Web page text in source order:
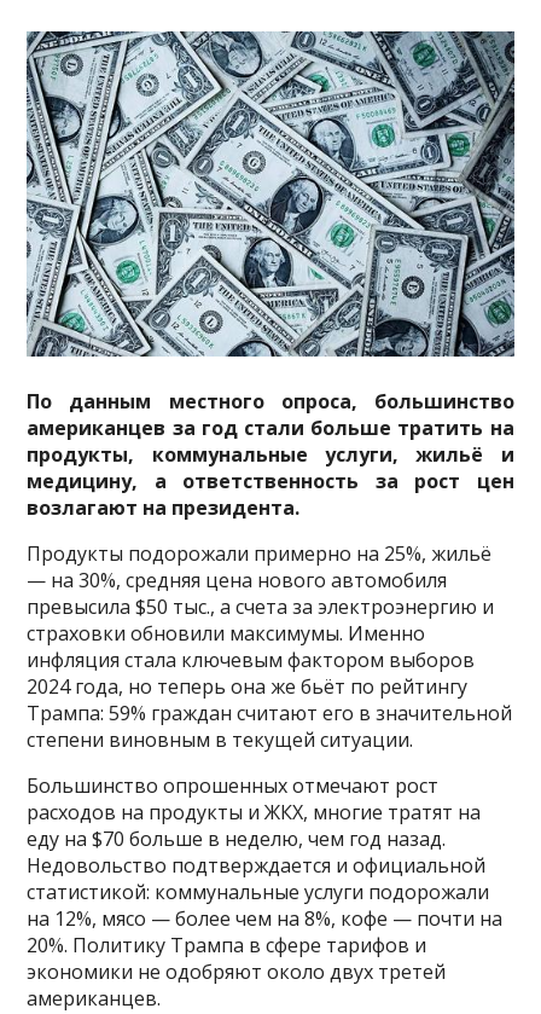
По данным местного опроса, большинство
американцев за год стали больше тратить на
продукты, коммунальные услуги, жильё и
медицину, а ответственность за рост цен
возлагают на президента.
Продукты подорожали примерно на 25%, жильё
— на 30%, средняя цена нового автомобиля
превысила $50 тыс., а счета за электроэнергию и
страховки обновили максимумы. Именно
инфляция стала ключевым фактором выборов
2024 года, но теперь она же бьёт по рейтингу
Трампа: 59% граждан считают его в значительной
степени виновным в текущей ситуации.
Большинство опрошенных отмечают рост
расходов на продукты и ЖКХ, многие тратят на
еду на $70 больше в неделю, чем год назад.
Недовольство подтверждается и официальной
статистикой: коммунальные услуги подорожали
на 12%, мясо — более чем на 8%, кофе — почти на
20%. Политику Трампа в сфере тарифов и
экономики не одобряют около двух третей
американцев.